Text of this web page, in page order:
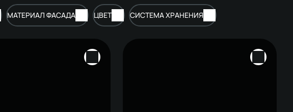
МАТЕРИАЛ ФАСАДА ЦВЕТ СИСТЕМА ХРАНЕНИЯ